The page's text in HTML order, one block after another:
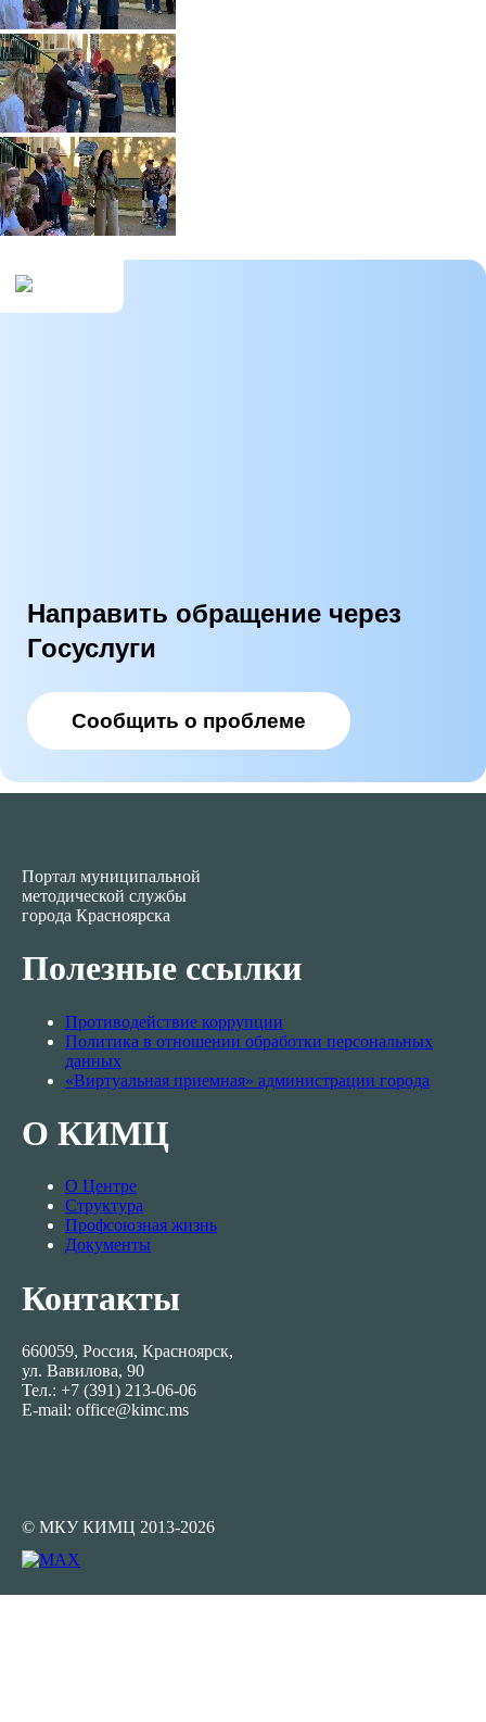
Направить обращение через
Госуслуги
Сообщить о проблеме
Портал муниципальной
методической службы
города Красноярска
Полезные ссылки
Противодействие коррупции
Политика в отношении обработки персональных
данных
«Виртуальная приемная» администрации города
О КИМЦ
О Центре
Структура
Профсоюзная жизнь
Документы
Контакты
660059, Россия, Красноярск,
ул. Вавилова, 90
Тел.: +7 (391) 213-06-06
E-mail: office@kimc.ms
© МКУ КИМЦ 2013-2026